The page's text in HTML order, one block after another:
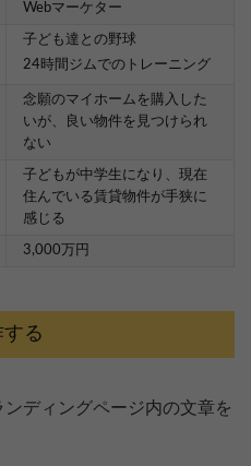
Webマーケター
子ども達との野球
24時間ジムでのトレーニング
念願のマイホームを購入した
いが、良い物件を見つけられ
ない
子どもが中学生になり、現在
住んでいる賃貸物件が手狭に
感じる
3,000万円
る
ディングページ内の文章を